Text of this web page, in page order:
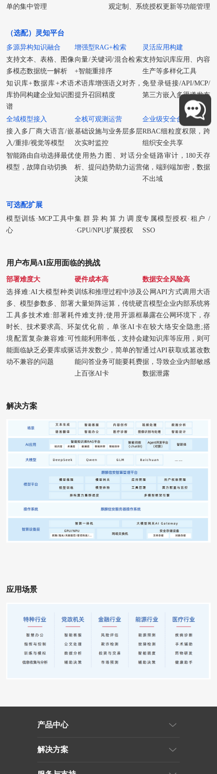
单的集中管理
观定制、系统授权更新等功能管理
（选配）灵知平台
多源异构知识融合
支持文本、表格、图像
多模态数据统一解析
知识库+数据库+术语
库协同构建企业知识图
谱
增强型RAG+检索
向量/关键词/混合检索
+智能重排序
术语库增强语义对齐，
提升召回精度
灵活应用构建
支持知识库应用、内容
生产等多样化工具
免登录链接/API/MCP/
第三方嵌入多渠道发布
全域模型接入
接入多厂商大语言/嵌
入/重排/视觉等模型
智能路由自动选择最优
模型，故障自动切换
全栈可观测运营
基础设施与业务层多层
次实时监控
使用热力图、对话分
析、提问趋势助力运营
决策
企业级安全合规
RBAC细粒度权限，跨
组织安全共享
全链路审计，180天存
储，端到端加密，数据
不出域
可选配扩展
模型训练·MCP工具中
心
集群异构算力调度
·GPU/NPU扩展授权
专属模型授权·租户 /
SSO
用户布局AI应用面临的挑战
部署难度大
选择难:AI大模型种类
多、模型参数多、部署
工具多技术难:部署耗
时长、技术要求高、环
境配置复杂兼容难:可
能面临缺乏必要库或驱
动不兼容的问题
硬件成本高
训练和推理过程中涉及
大量矩阵运算，传统硬
件难支持;使用开源框
架优化前，单张AI卡
性能利用率低，支持会
话并发数少，简单的智
能问答业务可能要耗费
上百张AI卡
数据安全风险高
公网API方式调用大语
言模型企业内部系统将
暴露在公网环境下，存
在较大络安全隐患;搭
建知识库等应用，则可
通过API获取或篡改数
据，导致企业内部敏感
数据泄露
解决方案
应用场景
产品中心
解决方案